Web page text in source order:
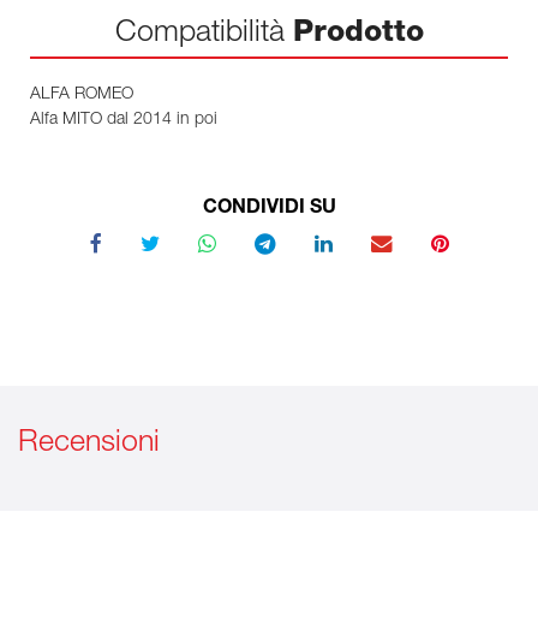
Compatibilità Prodotto
ALFA ROMEO
Alfa MITO dal 2014 in poi
CONDIVIDI SU
Recensioni